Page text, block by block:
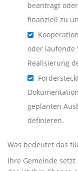
beantragt
finanziell zu
oder laufende
Realisierung
geplanten
definieren.
Was bedeutet das
Ihre Gemeinde